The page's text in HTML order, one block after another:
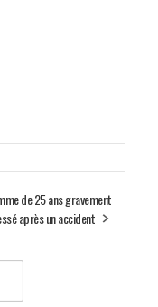
de 25 ans gravement
après un accident